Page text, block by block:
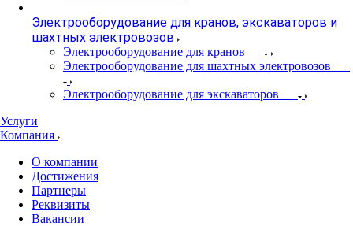
Электрооборудование для кранов, экскаваторов и
шахтных электровозов
Электрооборудование для кранов
Электрооборудование для шахтных электровозов
Электрооборудование для экскаваторов
Услуги
Компания
О компании
Достижения
Партнеры
Реквизиты
Вакансии